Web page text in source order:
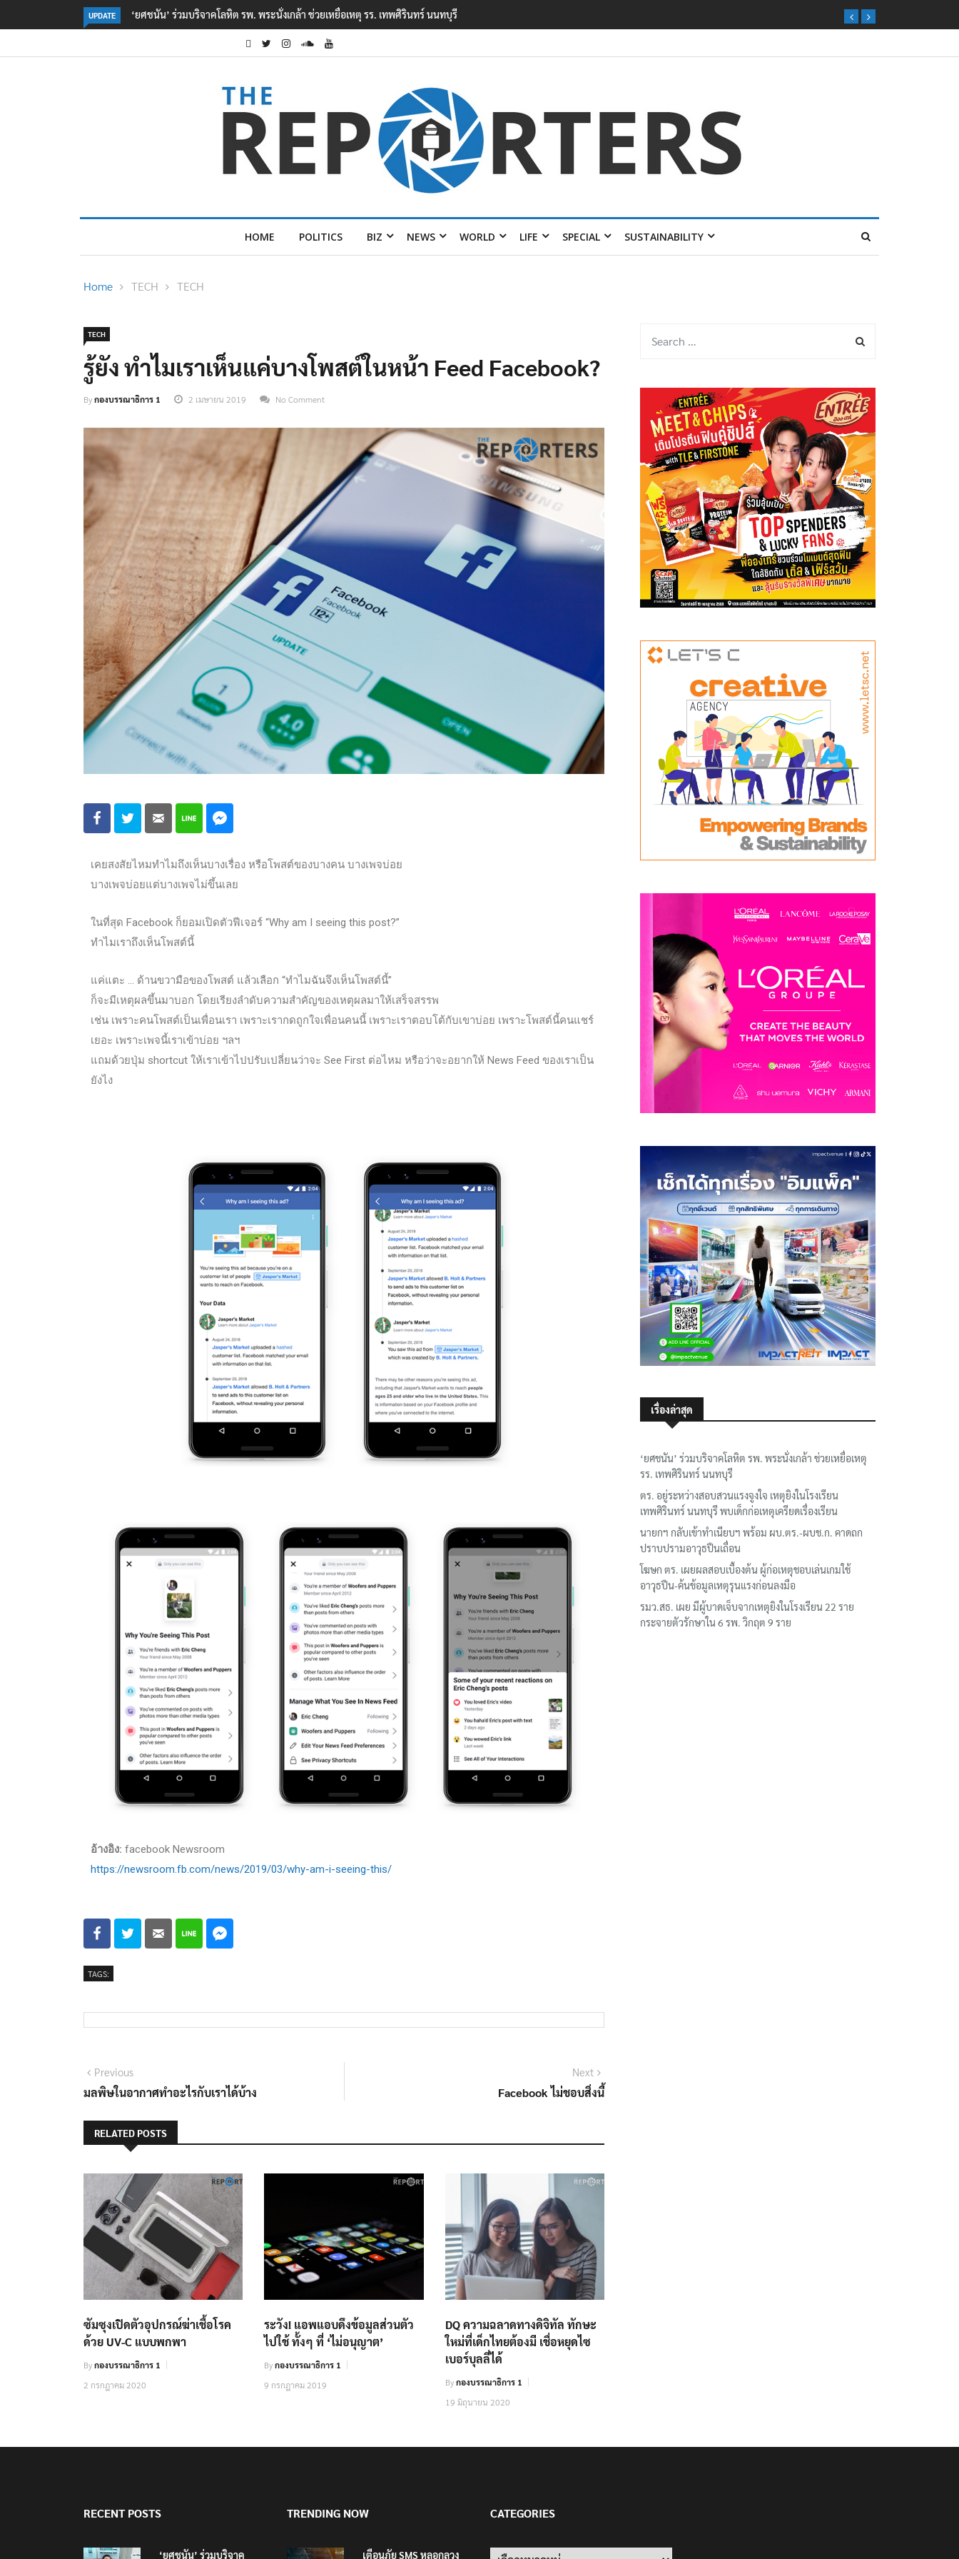
UPDATE ตร. อยู่ระหว่างสอบสวนแรงจูงใจ เหตุยิงในโรงเรียนเทพศิรินทร์ นนทบุรี พบเด็กก่อเหตุเครียดเรื่องเรียน
HOME POLITICS BIZ NEWS WORLD LIFE SPECIAL SUSTAINABILITY
Home TECH TECH
TECH
รู้ยัง ทำไมเราเห็นแค่บางโพสต์ในหน้า Feed Facebook?
Byกองบรรณาธิการ 1 2 เมษายน 2019 No Comment
เคยสงสัยไหมทำไมถึงเห็นบางเรื่อง หรือโพสต์ของบางคน บางเพจบ่อย
บางเพจบ่อยแต่บางเพจไม่ขึ้นเลย
ในที่สุด Facebook ก็ยอมเปิดตัวฟีเจอร์ “Why am I seeing this post?”
ทำไมเราถึงเห็นโพสต์นี้
แค่แตะ … ด้านขวามือของโพสต์ แล้วเลือก “ทำไมฉันจึงเห็นโพสต์นี้”
ก็จะมีเหตุผลขึ้นมาบอก โดยเรียงลำดับความสำคัญของเหตุผลมาให้เสร็จสรรพ
เช่น เพราะคนโพสต์เป็นเพื่อนเรา เพราะเรากดถูกใจเพื่อนคนนี้ เพราะเราตอบโต้กับเขาบ่อย เพราะโพสต์นี้คนแชร์
เยอะ เพราะเพจนี้เราเข้าบ่อย ฯลฯ
แถมด้วยปุ่ม shortcut ให้เราเข้าไปปรับเปลี่ยนว่าจะ See First ต่อไหม หรือว่าจะอยากให้ News Feed ของเราเป็น
ยังไง
อ้างอิง: facebook Newsroom
https://newsroom.fb.com/news/2019/03/why-am-i-seeing-this/
TAGS:
Previous
มลพิษในอากาศทำอะไรกับเราได้บ้าง
Next
Facebook ไม่ชอบสิ่งนี้
RELATED POSTS
ซัมซุงเปิดตัวอุปกรณ์ฆ่าเชื้อโรค
ด้วย UV-C แบบพกพา
Byกองบรรณาธิการ 1
2 กรกฎาคม 2020
ระวัง! แอพแอบดึงข้อมูลส่วนตัว
ไปใช้ ทั้งๆ ที่ ‘ไม่อนุญาต’
Byกองบรรณาธิการ 1
9 กรกฎาคม 2019
DQ ความฉลาดทางดิจิทัล ทักษะ
ใหม่ที่เด็กไทยต้องมี เชื่อหยุดไซ
เบอร์บุลลี่ได้
Byกองบรรณาธิการ 1
19 มิถุนายน 2020
เรื่องล่าสุด
‘ยศชนัน’ ร่วมบริจาคโลหิต รพ. พระนั่งเกล้า ช่วยเหยื่อเหตุ
รร. เทพศิรินทร์ นนทบุรี
ตร. อยู่ระหว่างสอบสวนแรงจูงใจ เหตุยิงในโรงเรียน
เทพศิรินทร์ นนทบุรี พบเด็กก่อเหตุเครียดเรื่องเรียน
นายกฯ กลับเข้าทำเนียบฯ พร้อม ผบ.ตร.-ผบช.ก. คาดถก
ปราบปรามอาวุธปืนเถื่อน
โฆษก ตร. เผยผลสอบเบื้องต้น ผู้ก่อเหตุชอบเล่นเกมใช้
อาวุธปืน-ค้นข้อมูลเหตุรุนแรงก่อนลงมือ
รมว.สธ. เผย มีผู้บาดเจ็บจากเหตุยิงในโรงเรียน 22 ราย
กระจายตัวรักษาใน 6 รพ. วิกฤต 9 ราย
RECENT POSTS
‘ยศชนัน’ ร่วมบริจาค
TRENDING NOW
เตือนภัย SMS หลอกลวง
CATEGORIES